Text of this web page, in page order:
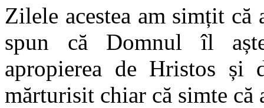
Zilele acestea am simțit
spun că Domnul îl
apropierea de Hristos
mărturisit chiar că simte